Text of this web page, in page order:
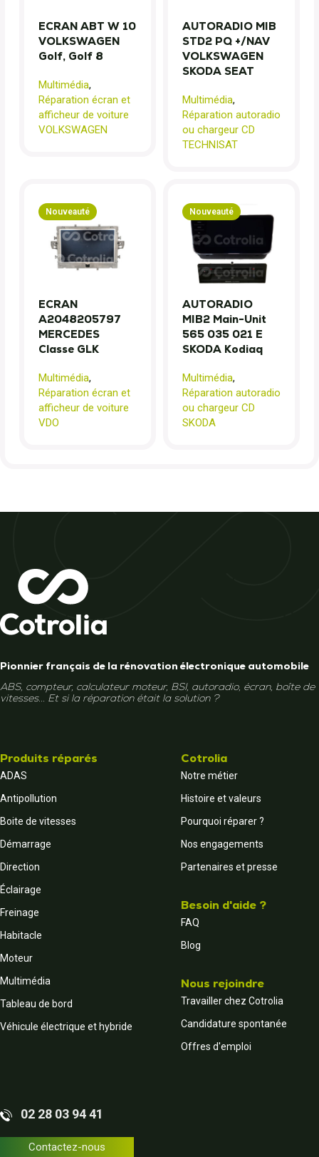
ECRAN ABT W 10
VOLKSWAGEN
Golf, Golf 8
Multimédia,
Réparation écran et
afficheur de voiture
VOLKSWAGEN
AUTORADIO MIB
STD2 PQ +/NAV
VOLKSWAGEN
SKODA SEAT
Multimédia,
Réparation autoradio
ou chargeur CD
TECHNISAT
Nouveauté
ECRAN
A2048205797
MERCEDES
Classe GLK
Multimédia,
Réparation écran et
afficheur de voiture
VDO
Nouveauté
AUTORADIO
MIB2 Main-Unit
565 035 021 E
SKODA Kodiaq
Multimédia,
Réparation autoradio
ou chargeur CD
SKODA
Pionnier français de la rénovation électronique automobile
ABS, compteur, calculateur moteur, BSI, autoradio, écran, boîte de
vitesses... Et si la réparation était la solution ?
Produits réparés
ADAS
Antipollution
Boite de vitesses
Démarrage
Direction
Éclairage
Freinage
Habitacle
Moteur
Multimédia
Tableau de bord
Véhicule électrique et hybride
Cotrolia
Notre métier
Histoire et valeurs
Pourquoi réparer ?
Nos engagements
Partenaires et presse
Besoin d'aide ?
FAQ
Blog
Nous rejoindre
Travailler chez Cotrolia
Candidature spontanée
Offres d'emploi
02 28 03 94 41
Contactez-nous